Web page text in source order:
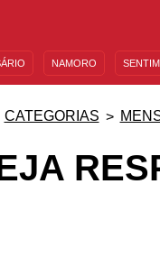
NAMORO
CATEGORIAS